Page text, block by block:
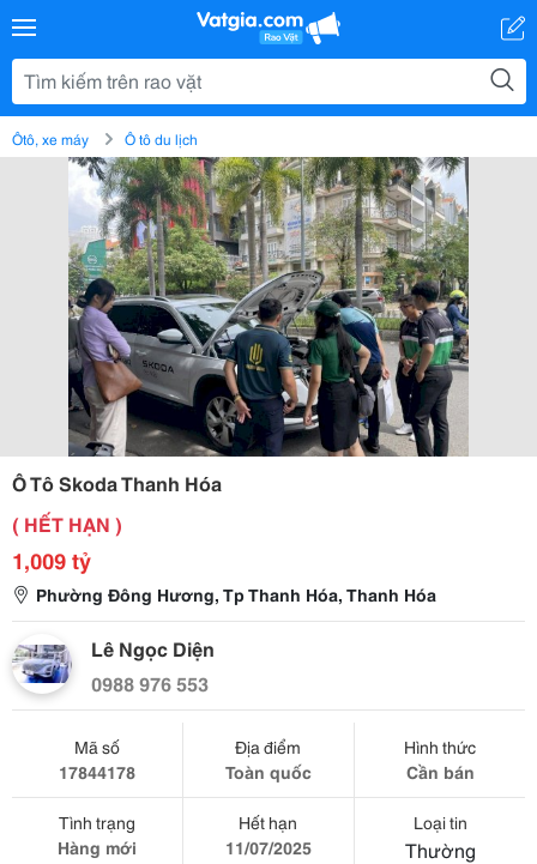
Ôtô, xe máy Ô tô du lịch
Ô Tô Skoda Thanh Hóa
( HẾT HẠN )
1,009 tỷ
Phường Đông Hương, Tp Thanh Hóa, Thanh Hóa
Lê Ngọc Diện
0988 976 553
Mã số
17844178
Địa điểm
Toàn quốc
Hình thức
Cần bán
Tình trạng
Hàng mới
Hết hạn
11/07/2025
Loại tin
Thường